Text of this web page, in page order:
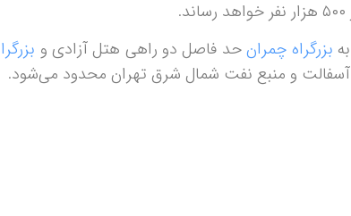
بزرگراه چمرانحد فاصل دو راهی هتل آزادی و
آسفالت و منبع نفت شمال شرق تهران محدود می‌شود.